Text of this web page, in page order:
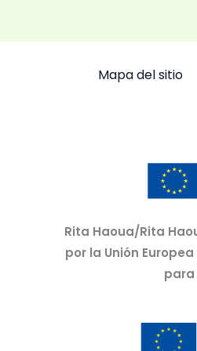
Mapa del sitio
Rita Haoua/Rita
por la Unión